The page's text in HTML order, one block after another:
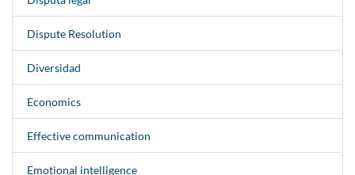
Dispute Resolution
Diversidad
Economics
Effective communication
Emotional intelligence